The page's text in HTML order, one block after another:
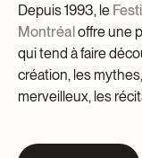
Depuis 1993, le
Montréaloffre une
qui tend à faire
création, les
merveilleux, les